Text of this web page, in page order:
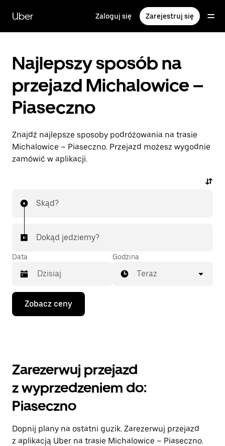
głównej
zawartości
Uber Zaloguj się Zarejestruj się
Najlepszy sposób na
przejazd Michalowice –
Piaseczno
Znajdź najlepsze sposoby podróżowania na trasie
Michalowice – Piaseczno. Przejazd możesz wygodnie
zamówić w aplikacji.
Skąd?
Dokąd jedziemy?
Data
Naciśnij
klawisz
strzałki
i wybrać
Naciśnij
klawisz
„Escape”,
zamknąć
kalendarz.
Godzina
Teraz
Zobacz ceny
Zarezerwuj przejazd
z wyprzedzeniem do:
Piaseczno
Dopnij plany na ostatni guzik. Zarezerwuj przejazd
z aplikacją Uber na trasie Michalowice – Piaseczno.